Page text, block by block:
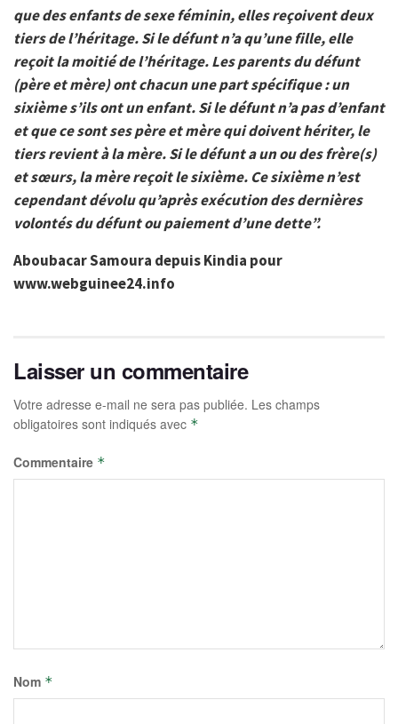
que des enfants de sexe féminin, elles reçoivent deux
tiers de l’héritage. Si le défunt n’a qu’une fille, elle
reçoit la moitié de l’héritage.Les parents du défunt
(père et mère) ont chacun une part spécifique : un
sixième s’ils ont un enfant. Si le défunt n’a pas d’enfant
et que ce sont ses père et mère qui doivent hériter, le
tiers revient à la mère. Si le défunt a un ou des frère(s)
et sœurs, la mère reçoit le sixième. Ce sixième n’est
cependant dévolu qu’après exécution des dernières
volontés du défunt ou paiement d’une dette”.
Aboubacar Samoura depuis Kindia pour
www.webguinee24.info
Laisser un commentaire
Votre adresse e-mail ne sera pas publiée. Les champs
obligatoires sont indiqués avec *
Commentaire *
Nom *